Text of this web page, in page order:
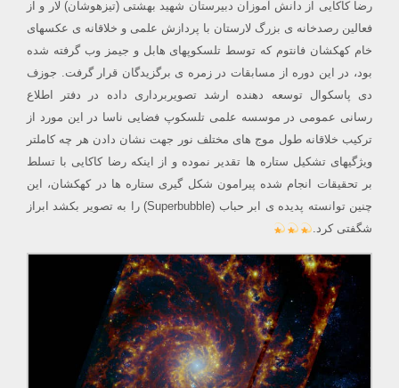
رضا کاکایی از دانش آموزان دبیرستان شهید بهشتی (تیزهوشان) لار و از
فعالین رصدخانه ی بزرگ لارستان با پردازش علمی و خلاقانه ی عکسهای
خام کهکشان فانتوم که توسط تلسکوپهای هابل و جیمز وب گرفته شده
بود، در این دوره از مسابقات در زمره ی برگزیدگان قرار گرفت. جوزف
دی پاسکوال توسعه دهنده ارشد تصویربرداری داده در دفتر اطلاع
رسانی عمومی در موسسه علمی تلسکوپ فضایی ناسا در این مورد از
ترکیب خلاقانه طول موج های مختلف نور جهت نشان دادن هر چه کاملتر
ویژگیهای تشکیل ستاره ها تقدیر نموده و از اینکه رضا کاکایی با تسلط
بر تحقیقات انجام شده پیرامون شکل گیری ستاره ها در کهکشان، این
چنین توانسته پدیده ی ابر حباب (Superbubble) را به تصویر بکشد ابراز
شگفتی کرد.